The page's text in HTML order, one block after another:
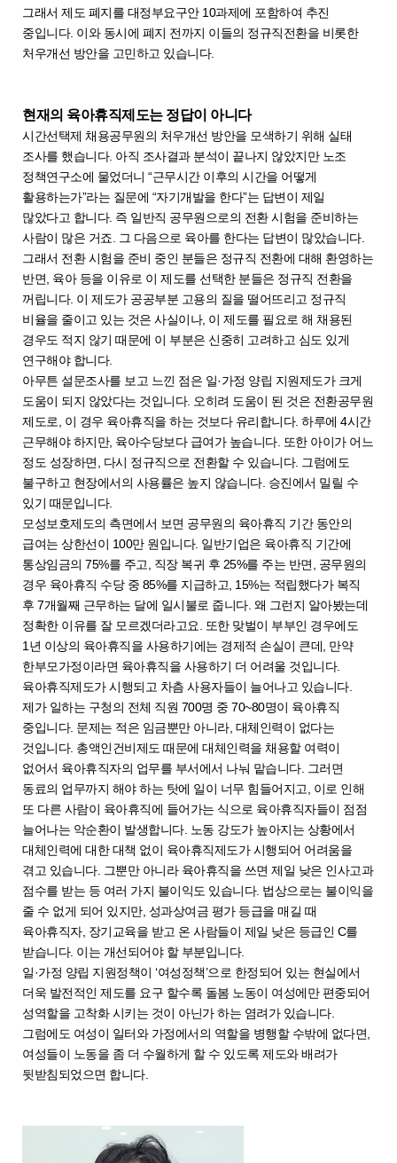
그래서 제도 폐지를 대정부요구안 10과제에 포함하여 추진
중입니다. 이와 동시에 폐지 전까지 이들의 정규직전환을 비롯한
처우개선 방안을 고민하고 있습니다.
현재의 육아휴직제도는 정답이 아니다
시간선택제 채용공무원의 처우개선 방안을 모색하기 위해 실태
조사를 했습니다. 아직 조사결과 분석이 끝나지 않았지만 노조
정책연구소에 물었더니 “근무시간 이후의 시간을 어떻게
활용하는가”라는 질문에 “자기개발을 한다”는 답변이 제일
많았다고 합니다. 즉 일반직 공무원으로의 전환 시험을 준비하는
사람이 많은 거죠. 그 다음으로 육아를 한다는 답변이 많았습니다.
그래서 전환 시험을 준비 중인 분들은 정규직 전환에 대해 환영하는
반면, 육아 등을 이유로 이 제도를 선택한 분들은 정규직 전환을
꺼립니다. 이 제도가 공공부분 고용의 질을 떨어뜨리고 정규직
비율을 줄이고 있는 것은 사실이나, 이 제도를 필요로 해 채용된
경우도 적지 않기 때문에 이 부분은 신중히 고려하고 심도 있게
연구해야 합니다.
아무튼 설문조사를 보고 느낀 점은 일·가정 양립 지원제도가 크게
도움이 되지 않았다는 것입니다. 오히려 도움이 된 것은 전환공무원
제도로, 이 경우 육아휴직을 하는 것보다 유리합니다. 하루에 4시간
근무해야 하지만, 육아수당보다 급여가 높습니다. 또한 아이가 어느
정도 성장하면, 다시 정규직으로 전환할 수 있습니다. 그럼에도
불구하고 현장에서의 사용률은 높지 않습니다. 승진에서 밀릴 수
있기 때문입니다.
모성보호제도의 측면에서 보면 공무원의 육아휴직 기간 동안의
급여는 상한선이 100만 원입니다. 일반기업은 육아휴직 기간에
통상임금의 75%를 주고, 직장 복귀 후 25%를 주는 반면, 공무원의
경우 육아휴직 수당 중 85%를 지급하고, 15%는 적립했다가 복직
후 7개월째 근무하는 달에 일시불로 줍니다. 왜 그런지 알아봤는데
정확한 이유를 잘 모르겠더라고요. 또한 맞벌이 부부인 경우에도
1년 이상의 육아휴직을 사용하기에는 경제적 손실이 큰데, 만약
한부모가정이라면 육아휴직을 사용하기 더 어려울 것입니다.
육아휴직제도가 시행되고 차츰 사용자들이 늘어나고 있습니다.
제가 일하는 구청의 전체 직원 700명 중 70~80명이 육아휴직
중입니다. 문제는 적은 임금뿐만 아니라, 대체인력이 없다는
것입니다. 총액인건비제도 때문에 대체인력을 채용할 여력이
없어서 육아휴직자의 업무를 부서에서 나눠 맡습니다. 그러면
동료의 업무까지 해야 하는 탓에 일이 너무 힘들어지고, 이로 인해
또 다른 사람이 육아휴직에 들어가는 식으로 육아휴직자들이 점점
늘어나는 악순환이 발생합니다. 노동 강도가 높아지는 상황에서
대체인력에 대한 대책 없이 육아휴직제도가 시행되어 어려움을
겪고 있습니다. 그뿐만 아니라 육아휴직을 쓰면 제일 낮은 인사고과
점수를 받는 등 여러 가지 불이익도 있습니다. 법상으로는 불이익을
줄 수 없게 되어 있지만, 성과상여금 평가 등급을 매길 때
육아휴직자, 장기교육을 받고 온 사람들이 제일 낮은 등급인 C를
받습니다. 이는 개선되어야 할 부분입니다.
일·가정 양립 지원정책이 ‘여성정책’으로 한정되어 있는 현실에서
더욱 발전적인 제도를 요구 할수록 돌봄 노동이 여성에만 편중되어
성역할을 고착화 시키는 것이 아닌가 하는 염려가 있습니다.
그럼에도 여성이 일터와 가정에서의 역할을 병행할 수밖에 없다면,
여성들이 노동을 좀 더 수월하게 할 수 있도록 제도와 배려가
뒷받침되었으면 합니다.